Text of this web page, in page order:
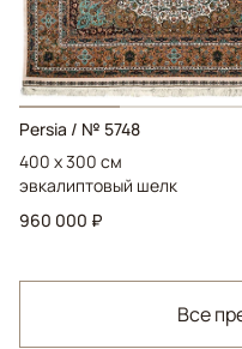
Persia / № 5748
400 x 300 см
эвкалиптовый шелк
960 000 ₽
Все